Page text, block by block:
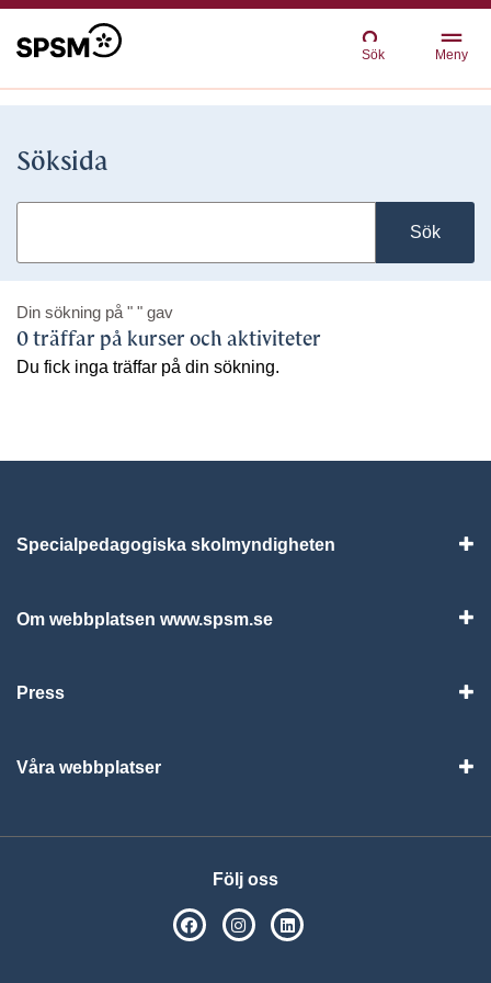
Sök Meny
Söksida
Sök
Din sökning på " " gav
0 träffar på kurser och aktiviteter
Du fick inga träffar på din sökning.
Specialpedagogiska skolmyndigheten
Om webbplatsen www.spsm.se
Press
Våra webbplatser
Följ oss
SPSM på Facebook
SPSM på Instagram